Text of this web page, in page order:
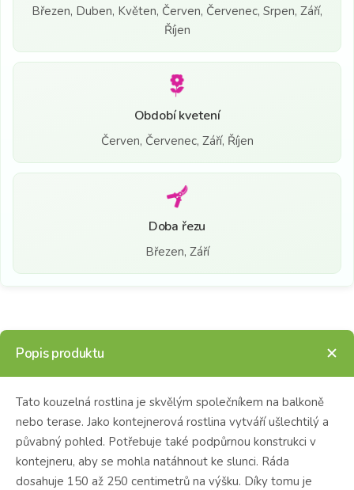
Březen, Duben, Květen, Červen, Červenec, Srpen, Září,
Říjen
Období kvetení
Červen, Červenec, Září, Říjen
Doba řezu
Březen, Září
Popis produktu
Tato kouzelná rostlina je skvělým společníkem na balkoně
nebo terase. Jako kontejnerová rostlina vytváří ušlechtilý a
půvabný pohled. Potřebuje také podpůrnou konstrukci v
kontejneru, aby se mohla natáhnout ke slunci. Ráda
dosahuje 150 až 250 centimetrů na výšku. Díky tomu je